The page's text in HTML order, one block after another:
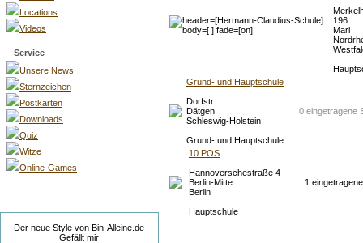
Locations
Videos
Service
Unsere News
Sternzeichen
Postkarten
Downloads
Quiz
Witze
Online-Games
Der neue Style von Bin-Alleine.de
Gefällt mir
196
Marl
Grund- und Hauptschule
Dorfstr
Dätgen
Schleswig-Holstein
Grund- und Hauptschule
0 eingetragene
10.POS
Hannoverschestraße 4
Berlin-Mitte
Berlin
Hauptschule
1